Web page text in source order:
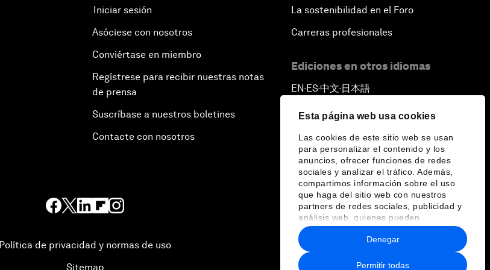
Esta página web usa cookies
Las cookies de este sitio web se usan
para personalizar el contenido y los
anuncios, ofrecer funciones de redes
sociales y analizar el tráfico. Además,
compartimos información sobre el uso
que haga del sitio web con nuestros
partners de redes sociales, publicidad y
análisis web, quienes pueden
combinarla con otra información que les
haya proporcionado o que hayan
recopilado a partir del uso que haya
hecho de sus servicios.
Permitir todas
Denegar
Iniciar sesión
Asóciese con nosotros
Conviértase en miembro
Regístrese para recibir nuestras notas
de prensa
Suscríbase a nuestros boletines
Contacte con nosotros
La sostenibilidad en el Foro
Carreras profesionales
Ediciones en otros idiomas
EN ▪ ES▪中文▪ 日本語
Política de privacidad y normas de uso
Sitemap